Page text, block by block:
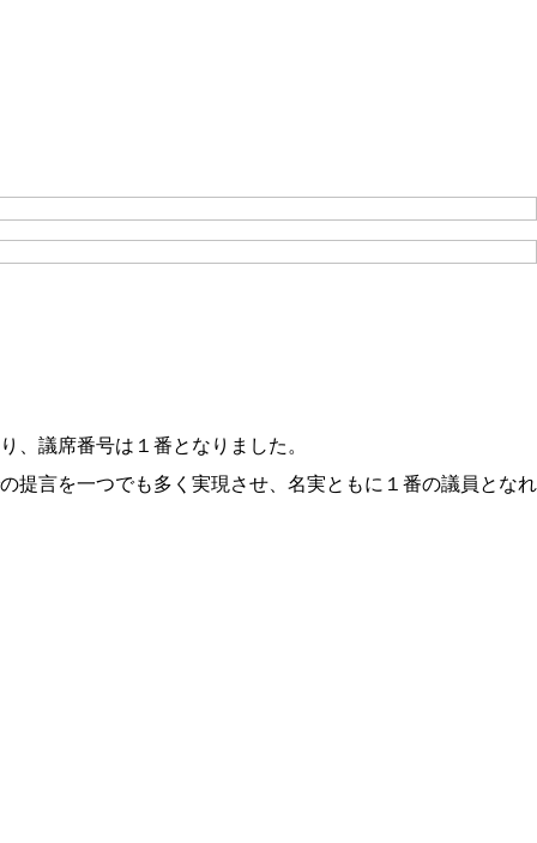
、議席番号は１番となりました。
提言を一つでも多く実現させ、名実ともに１番の議員となれ